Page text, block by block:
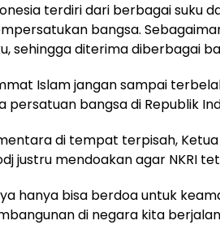
terdiri dari berbagai suku
bangsa.
sehingga diterima diberbagai
Islam jangan sampai
persatuan bangsa di Republik
di tempat terpisah, Ketua
justru mendoakan agar NKRI
hanya bisa berdoa untuk
di negara kita